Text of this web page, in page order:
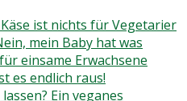
ist nichts für Vegetarier
mein Baby hat was
einsame Erwachsene
es endlich raus!
Ein veganes